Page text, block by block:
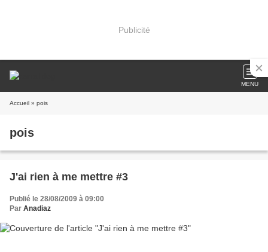
Publicité
MENU
Accueil » pois
pois
J'ai rien à me mettre #3
Publié le 28/08/2009 à 09:00
Par Anadiaz